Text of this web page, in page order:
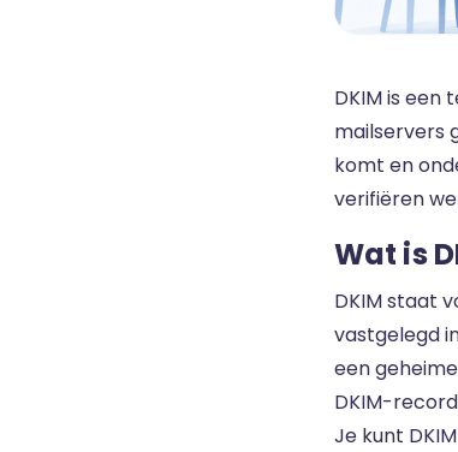
DKIM is een
mailservers
komt en
verifiëren
Wat is
DKIM staat
vastgelegd
een
DKIM-
Je kunt